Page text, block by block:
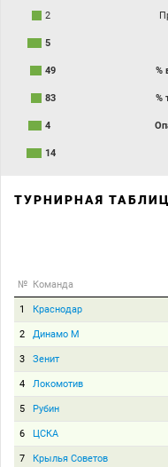
2
5
49 %
83 %
4
14
ТУРНИРНАЯ
№ Команда
1 Краснодар
2 Динамо М
3 Зенит
4 Локомотив
5 Рубин
6 ЦСКА
7 Крылья Советов